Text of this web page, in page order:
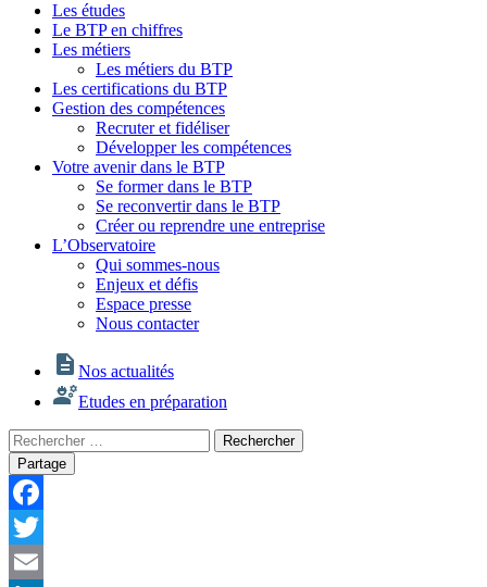
Les études
Le BTP en chiffres
Les métiers
Les métiers du BTP
Les certifications du BTP
Gestion des compétences
Recruter et fidéliser
Développer les compétences
Votre avenir dans le BTP
Se former dans le BTP
Se reconvertir dans le BTP
Créer ou reprendre une entreprise
L’Observatoire
Qui sommes-nous
Enjeux et défis
Espace presse
Nous contacter
Nos actualités
Etudes en préparation
Rechercher
:
Rechercher
Partage
Facebook
Twitter